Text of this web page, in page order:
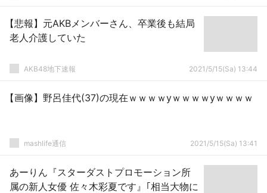
【悲報】元AKBメンバーさん、卒業後も結局
老人介護していた
AKB48地下速報 2021/5/15(Sa) 13:44
【画像】野呂佳代(37)の現在ｗｗｗｗyｗｗｗｗyｗｗｗｗ
mashlife通信 2021/5/15(Sa) 13:41
あーりん『スターダストプロモーション所
属の新人女優 佐々木彩夏です』｢相当大物に